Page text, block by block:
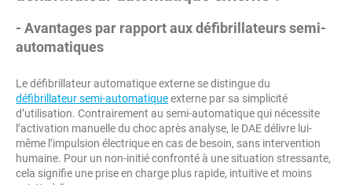
- Avantages par rapport aux défibrillateurs semi-
automatiques
Le défibrillateur automatique externe se distingue du
défibrillateur semi-automatiqueexterne par sa simplicité
d’utilisation. Contrairement au semi-automatique qui nécessite
l’activation manuelle du choc après analyse, le DAE délivre lui-
même l’impulsion électrique en cas de besoin, sans intervention
humaine. Pour un non-initié confronté à une situation stressante,
cela signifie une prise en charge plus rapide, intuitive et moins